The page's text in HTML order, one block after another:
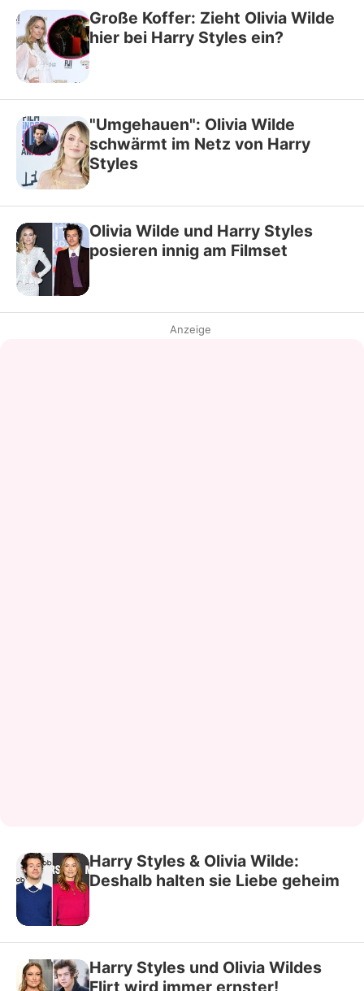
Große Koffer: Zieht Olivia Wilde
hier bei Harry Styles ein?
"Umgehauen": Olivia Wilde
schwärmt im Netz von Harry
Styles
Olivia Wilde und Harry Styles
posieren innig am Filmset
Anzeige
Harry Styles & Olivia Wilde:
Deshalb halten sie Liebe geheim
Harry Styles und Olivia Wildes
Flirt wird immer ernster!